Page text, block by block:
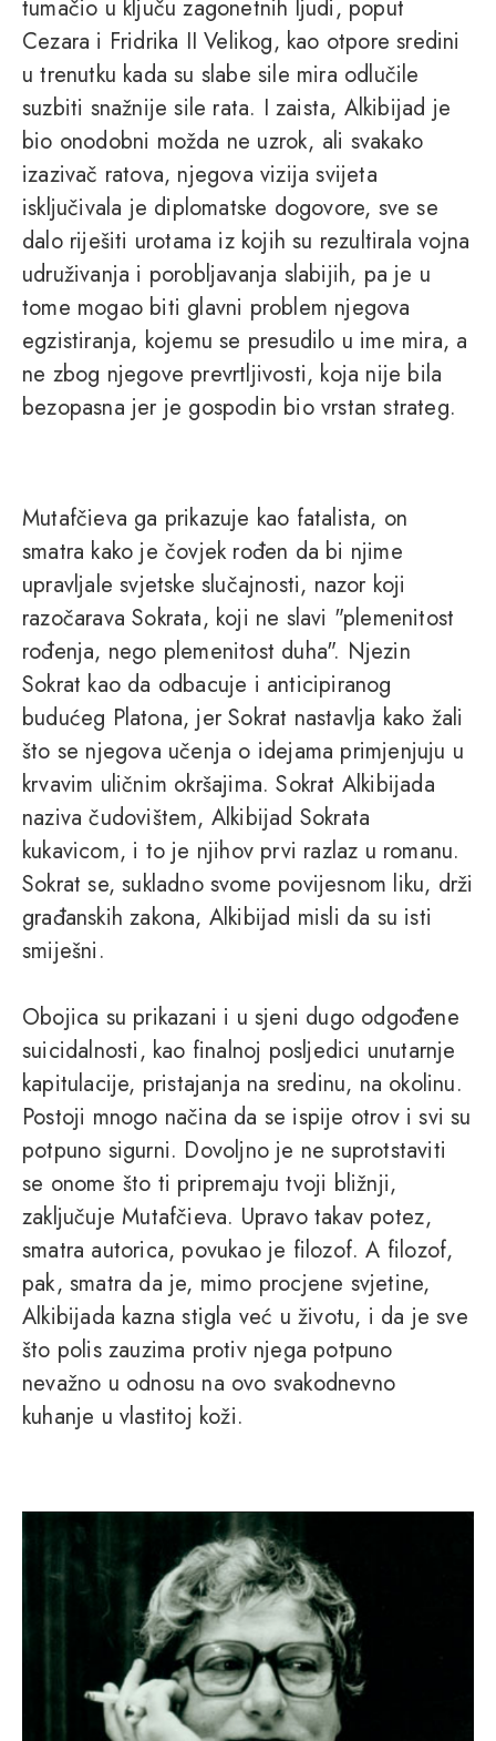
tumačio u ključu zagonetnih ljudi, poput
Cezara i Fridrika II Velikog, kao otpore sredini
u trenutku kada su slabe sile mira odlučile
suzbiti snažnije sile rata. I zaista, Alkibijad je
bio onodobni možda ne uzrok, ali svakako
izazivač ratova, njegova vizija svijeta
isključivala je diplomatske dogovore, sve se
dalo riješiti urotama iz kojih su rezultirala vojna
udruživanja i porobljavanja slabijih, pa je u
tome mogao biti glavni problem njegova
egzistiranja, kojemu se presudilo u ime mira, a
ne zbog njegove prevrtljivosti, koja nije bila
bezopasna jer je gospodin bio vrstan strateg.
Mutafčieva ga prikazuje kao fatalista, on
smatra kako je čovjek rođen da bi njime
upravljale svjetske slučajnosti, nazor koji
razočarava Sokrata, koji ne slavi "plemenitost
rođenja, nego plemenitost duha". Njezin
Sokrat kao da odbacuje i anticipiranog
budućeg Platona, jer Sokrat nastavlja kako žali
što se njegova učenja o idejama primjenjuju u
krvavim uličnim okršajima. Sokrat Alkibijada
naziva čudovištem, Alkibijad Sokrata
kukavicom, i to je njihov prvi razlaz u romanu.
Sokrat se, sukladno svome povijesnom liku, drži
građanskih zakona, Alkibijad misli da su isti
smiješni.
Obojica su prikazani i u sjeni dugo odgođene
suicidalnosti, kao finalnoj posljedici unutarnje
kapitulacije, pristajanja na sredinu, na okolinu.
Postoji mnogo načina da se ispije otrov i svi su
potpuno sigurni. Dovoljno je ne suprotstaviti
se onome što ti pripremaju tvoji bližnji,
zaključuje Mutafčieva. Upravo takav potez,
smatra autorica, povukao je filozof. A filozof,
pak, smatra da je, mimo procjene svjetine,
Alkibijada kazna stigla već u životu, i da je sve
što polis zauzima protiv njega potpuno
nevažno u odnosu na ovo svakodnevno
kuhanje u vlastitoj koži.